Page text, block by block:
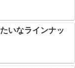
いなラインナッ